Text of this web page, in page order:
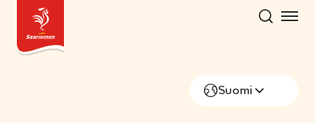
Hyppää
sisältöön
Suomi